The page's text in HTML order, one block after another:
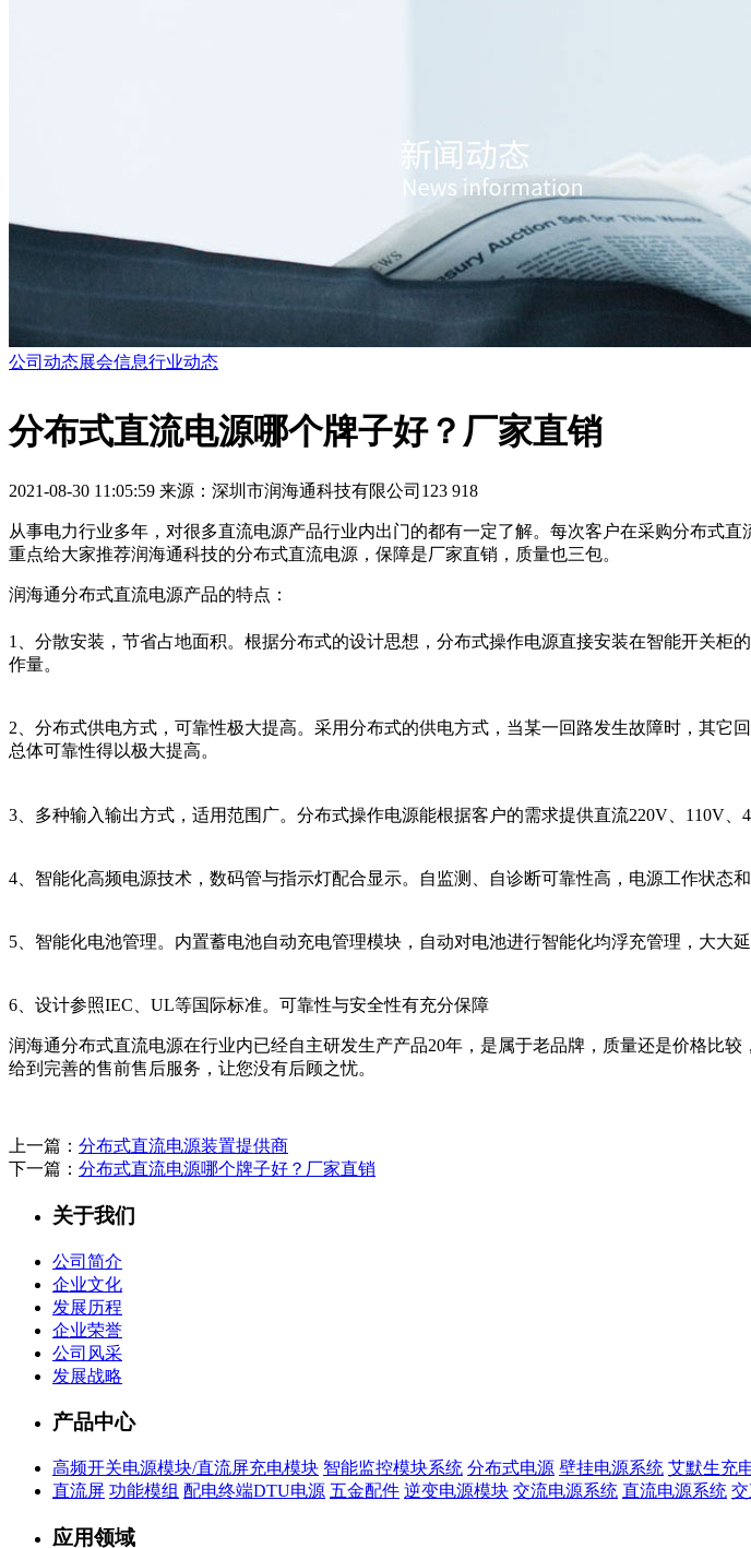
公司动态展会信息行业动态
分布式直流电源哪个牌子好？厂家直销
2021-08-30 11:05:59 来源：深圳市润海通科技有限公司123 918
从事电力行业多年，对很多直流电源产品行业内出门的都有一定了解。每次客户在采购分布式
重点给大家推荐润海通科技的分布式直流电源，保障是厂家直销，质量也三包。
润海通分布式直流电源产品的特点：
1、分散安装，节省占地面积。根据分布式的设计思想，分布式操作电源直接安装在智能开关
作量。
2、分布式供电方式，可靠性极大提高。采用分布式的供电方式，当某一回路发生故障时，其
总体可靠性得以极大提高。
3、多种输入输出方式，适用范围广。分布式操作电源能根据客户的需求提供直流220V、110V
4、智能化高频电源技术，数码管与指示灯配合显示。自监测、自诊断可靠性高，电源工作状态
5、智能化电池管理。内置蓄电池自动充电管理模块，自动对电池进行智能化均浮充管理，大大
6、设计参照IEC、UL等国际标准。可靠性与安全性有充分保障
润海通分布式直流电源在行业内已经自主研发生产产品20年，是属于老品牌，质量还是价格比
给到完善的售前售后服务，让您没有后顾之忧。
上一篇： 分布式直流电源装置提供商
下一篇： 分布式直流电源哪个牌子好？厂家直销
关于我们
公司简介
企业文化
发展历程
企业荣誉
公司风采
发展战略
产品中心
高频开关电源模块/直流屏充电模块 智能监控模块系统 分布式电源 壁挂电源系统 艾默生充
直流屏 功能模组 配电终端DTU电源 五金配件 逆变电源模块 交流电源系统 直流电源系统
应用领域